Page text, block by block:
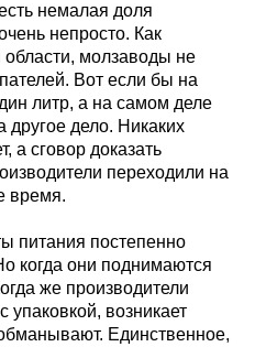
немалая доля
непросто. Как
молзаводы не
Вот если бы на
литр, а на самом деле
другое дело. Никаких
а сговор доказать
переходили на
время.
питания постепенно
когда они поднимаются
же производители
упаковкой, возникает
Единственное,